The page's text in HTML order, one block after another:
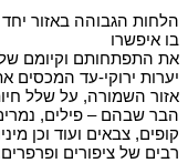
הלחות הגבוהה באזור
בו איפשרו
את התפתחותם וקיומם
יערות ירוקי-עד המכסים
אזור השמורה, על שלל
הבר שבהם – פילים,
קופים, צבאים ועוד וכן
רבים של ציפורים